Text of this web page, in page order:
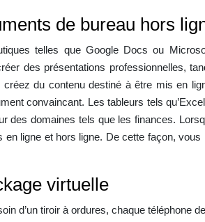
de bureau hors
telles que Google Docs ou
des présentations professionnelles,
créez du contenu destiné à être mis en
convaincant. Les tableurs tels
des domaines tels que les finances.
en ligne et hors ligne. De cette façon,
virtuelle
d’un tiroir à ordures, chaque téléphone